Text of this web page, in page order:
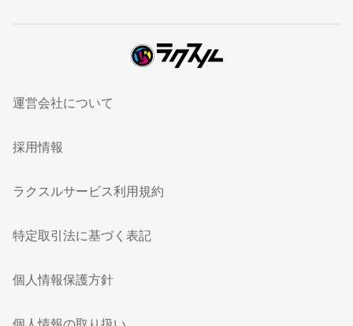
運営会社について
採用情報
ラクスルサービス利用規約
特定取引法に基づく表記
個人情報保護方針